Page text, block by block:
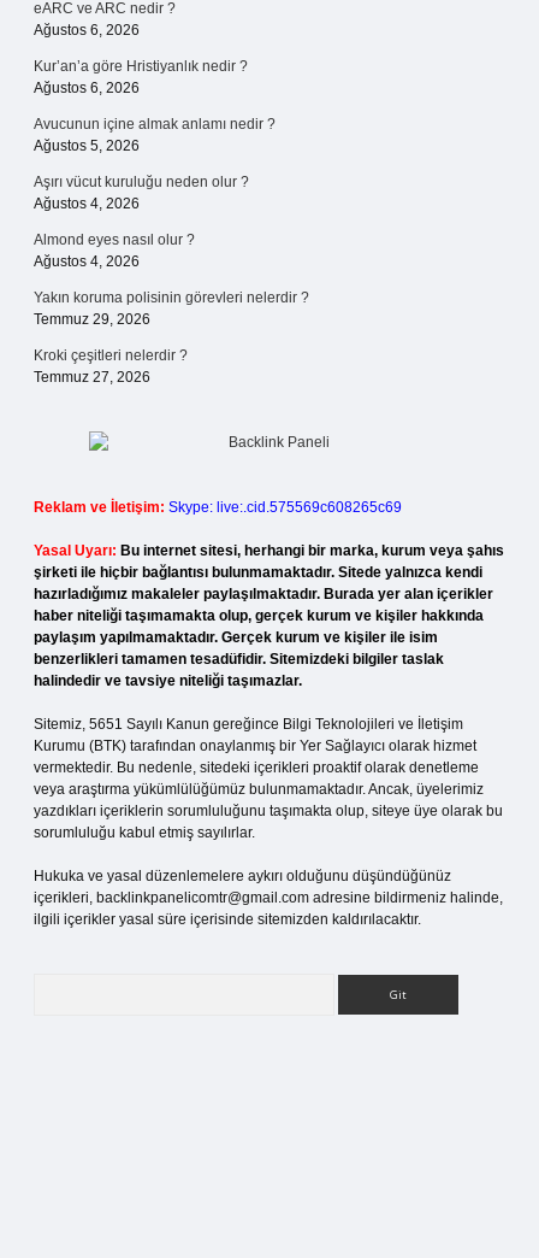
eARC ve ARC nedir ?
Ağustos 6, 2026
Kur’an’a göre Hristiyanlık nedir ?
Ağustos 6, 2026
Avucunun içine almak anlamı nedir ?
Ağustos 5, 2026
Aşırı vücut kuruluğu neden olur ?
Ağustos 4, 2026
Almond eyes nasıl olur ?
Ağustos 4, 2026
Yakın koruma polisinin görevleri nelerdir ?
Temmuz 29, 2026
Kroki çeşitleri nelerdir ?
Temmuz 27, 2026
Reklam ve İletişim: Skype: live:.cid.575569c608265c69
Yasal Uyarı: Bu internet sitesi, herhangi bir marka, kurum veya şahıs
şirketi ile hiçbir bağlantısı bulunmamaktadır. Sitede yalnızca kendi
hazırladığımız makaleler paylaşılmaktadır. Burada yer alan içerikler
haber niteliği taşımamakta olup, gerçek kurum ve kişiler hakkında
paylaşım yapılmamaktadır. Gerçek kurum ve kişiler ile isim
benzerlikleri tamamen tesadüfidir. Sitemizdeki bilgiler taslak
halindedir ve tavsiye niteliği taşımazlar.
Sitemiz, 5651 Sayılı Kanun gereğince Bilgi Teknolojileri ve İletişim
Kurumu (BTK) tarafından onaylanmış bir Yer Sağlayıcı olarak hizmet
vermektedir. Bu nedenle, sitedeki içerikleri proaktif olarak denetleme
veya araştırma yükümlülüğümüz bulunmamaktadır. Ancak, üyelerimiz
yazdıkları içeriklerin sorumluluğunu taşımakta olup, siteye üye olarak bu
sorumluluğu kabul etmiş sayılırlar.
Hukuka ve yasal düzenlemelere aykırı olduğunu düşündüğünüz
içerikleri, backlinkpanelicomtr@gmail.com adresine bildirmeniz halinde,
ilgili içerikler yasal süre içerisinde sitemizden kaldırılacaktır.